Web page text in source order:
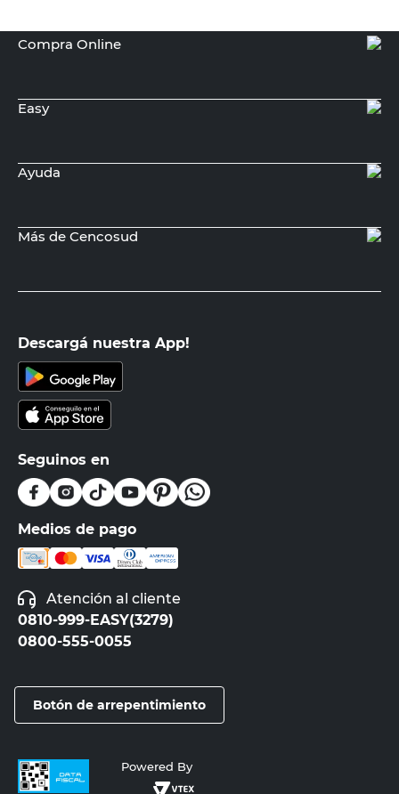
Compra Online
Easy
Ayuda
Más de Cencosud
Descargá nuestra App!
Seguinos en
Medios de pago
Atención al cliente
0810-999-EASY(3279)
0800-555-0055
Botón de arrepentimiento
Powered By